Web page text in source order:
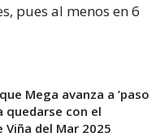
pues al menos en 6
Mega avanza a ’paso
quedarse con el
Viña del Mar 2025